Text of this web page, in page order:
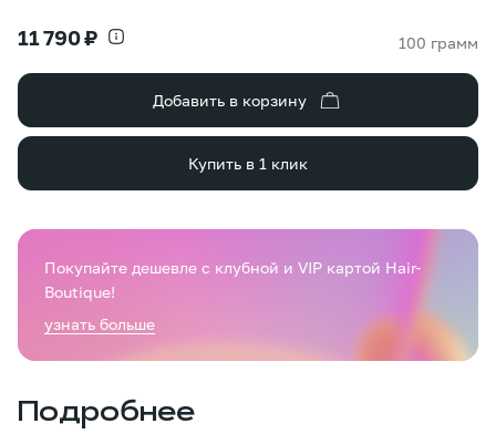
11 790 ₽ 100 грамм
Добавить в корзину
Купить в 1 клик
Подробнее
Покупайте дешевле с клубной и VIP картой Hair-
Boutique!
узнать больше